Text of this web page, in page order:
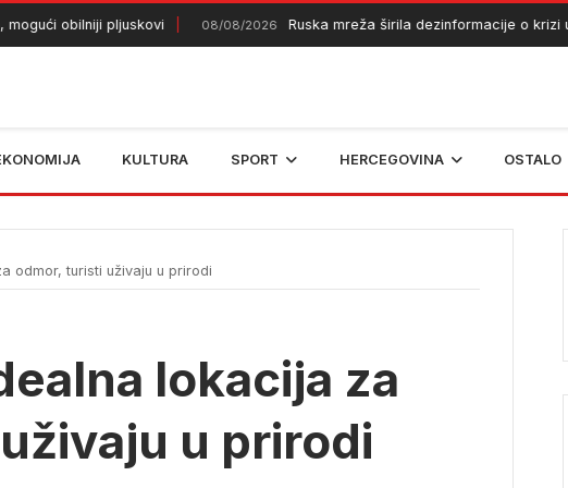
obilniji pljuskovi 08/08/2026 Ruska mreža širila dezinformacije o krizi u Ceuti
KULTURA SPORT HERCEGOVINA OSTALO
odmor, turisti uživaju u prirodi
lokacija za
u prirodi